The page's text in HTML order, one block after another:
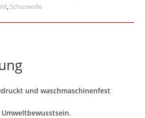
, Schurwolle
und waschmaschinenfest